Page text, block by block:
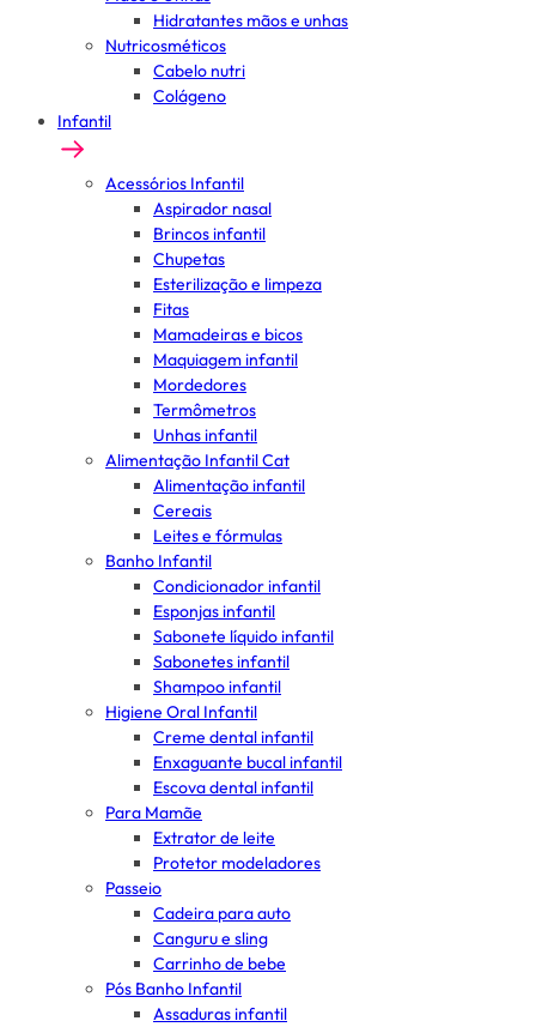
Hidratantes mãos e unhas
Nutricosméticos
Cabelo nutri
Colágeno
Infantil
Acessórios Infantil
Aspirador nasal
Brincos infantil
Chupetas
Esterilização e limpeza
Fitas
Mamadeiras e bicos
Maquiagem infantil
Mordedores
Termômetros
Unhas infantil
Alimentação Infantil Cat
Alimentação infantil
Cereais
Leites e fórmulas
Banho Infantil
Condicionador infantil
Esponjas infantil
Sabonete líquido infantil
Sabonetes infantil
Shampoo infantil
Higiene Oral Infantil
Creme dental infantil
Enxaguante bucal infantil
Escova dental infantil
Para Mamãe
Extrator de leite
Protetor modeladores
Passeio
Cadeira para auto
Canguru e sling
Carrinho de bebe
Pós Banho Infantil
Assaduras infantil